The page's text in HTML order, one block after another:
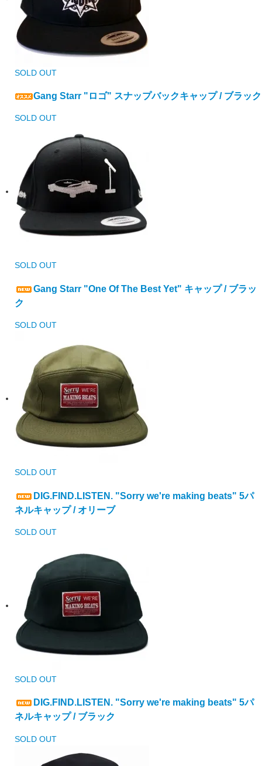
SOLD OUT
Gang Starr "ロゴ" スナップバックキャップ / ブラック
SOLD OUT
SOLD OUT
Gang Starr "One Of The Best Yet" キャップ / ブラッ
ク
SOLD OUT
SOLD OUT
DIG.FIND.LISTEN. "Sorry we're making beats" 5パ
ネルキャップ / オリーブ
SOLD OUT
SOLD OUT
DIG.FIND.LISTEN. "Sorry we're making beats" 5パ
ネルキャップ / ブラック
SOLD OUT